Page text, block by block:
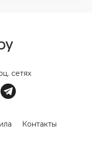
сетях
Контакты